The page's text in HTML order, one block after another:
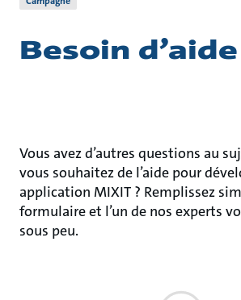
Besoin
Vous avez d’autres questions au
vous souhaitez de l’aide pour
application MIXIT ? Remplissez
formulaire et l’un de nos experts
sous peu.